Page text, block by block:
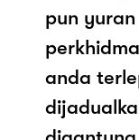
pun yuran
anda